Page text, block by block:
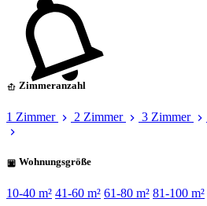
Zimmeranzahl
1 Zimmer 2 Zimmer 3 Zimmer
Wohnungsgröße
10-40 m² 41-60 m² 61-80 m² 81-100 m²